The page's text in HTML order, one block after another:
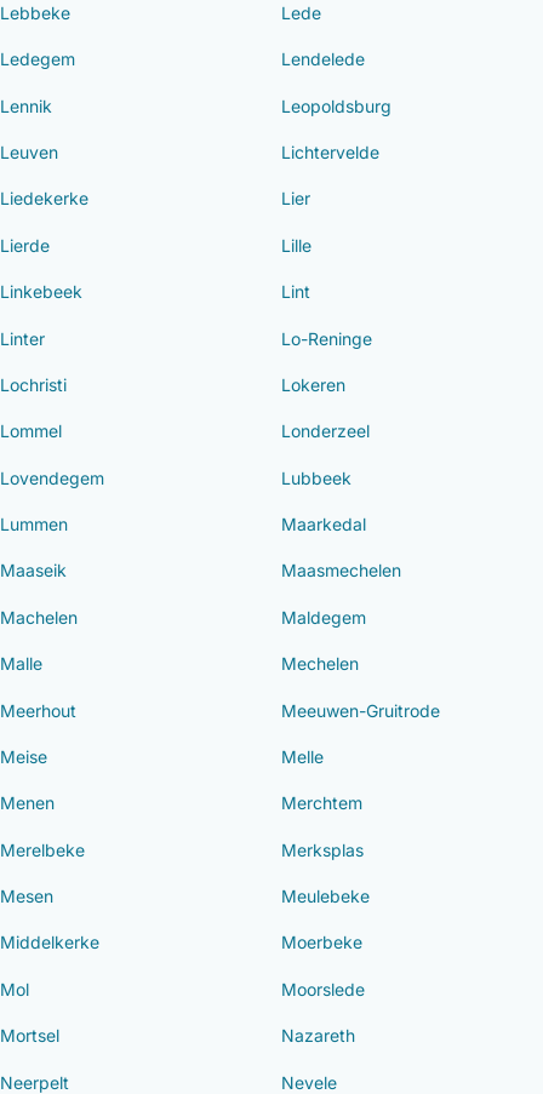
Lebbeke Lede
Ledegem Lendelede
Lennik Leopoldsburg
Leuven Lichtervelde
Liedekerke Lier
Lierde Lille
Linkebeek Lint
Linter Lo-Reninge
Lochristi Lokeren
Lommel Londerzeel
Lovendegem Lubbeek
Lummen Maarkedal
Maaseik Maasmechelen
Machelen Maldegem
Malle Mechelen
Meerhout Meeuwen-Gruitrode
Meise Melle
Menen Merchtem
Merelbeke Merksplas
Mesen Meulebeke
Middelkerke Moerbeke
Mol Moorslede
Mortsel Nazareth
Neerpelt Nevele